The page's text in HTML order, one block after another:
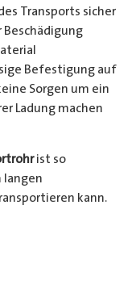
Transports sicher
Befestigung auf
Sorgen um ein
Ladung machen
ist so
langen
kann.
oder Holzlatten